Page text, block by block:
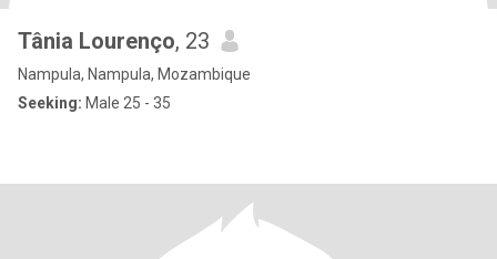
Tânia Lourenço, 23
Nampula, Nampula, Mozambique
Seeking: Male 25 - 35